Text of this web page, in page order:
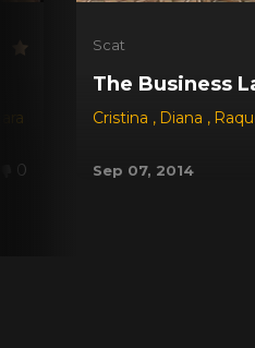
0
Scat
The Business
Cristina , Diana ,
Sep 07, 2014